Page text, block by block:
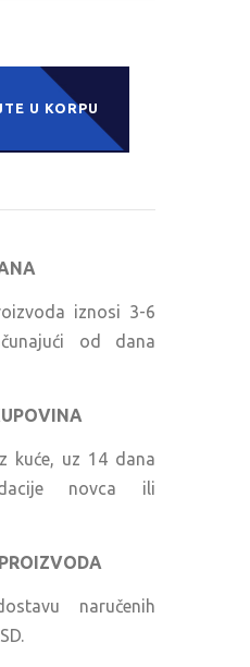
U KORPU
iznosi 3-6
od dana
kuće, uz 14 dana
novca ili
naručenih